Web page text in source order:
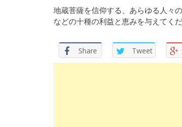
地蔵菩薩を信仰する、あらゆる人々
などの十種の利益と恵みを与えてくだ
Share Tweet